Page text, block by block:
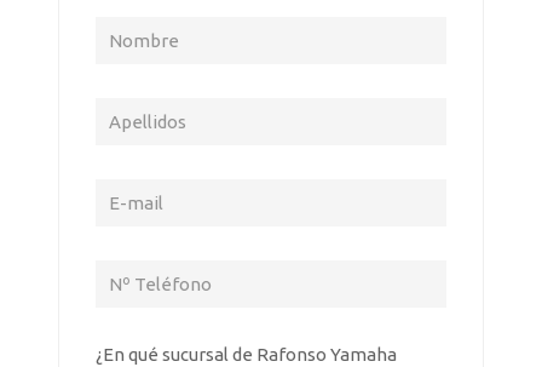
¿En qué sucursal de Rafonso Yamaha